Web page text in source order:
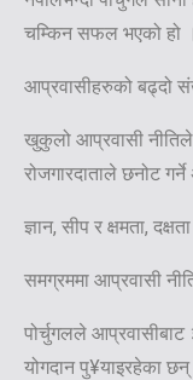
चम्किन सफल भएको हो ।
आप्रवासीहरुको बढ्दो
खुकुलो आप्रवासी
रोजगारदाताले छनोट
ज्ञान, सीप र क्षमता,
समग्रममा आप्रवासी
पोर्चुगलले
योगदान पु¥याइरहेका छन्